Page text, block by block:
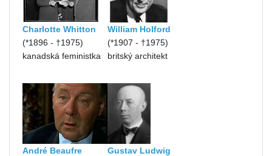
Charlotte Whitton
(*1896 - †1975)
kanadská feministka
William Holford
(*1907 - †1975)
britský architekt
André Beaufre
Gustav Ludwig